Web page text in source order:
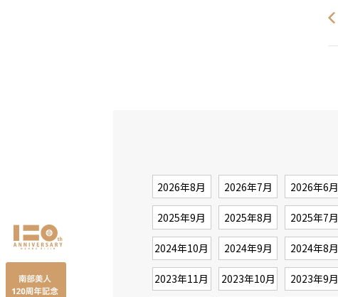
2026年8月 2026年7月 2026年6月
2025年9月 2025年8月 2025年7月
2024年10月 2024年9月 2024年8月
2023年11月 2023年10月 2023年9月